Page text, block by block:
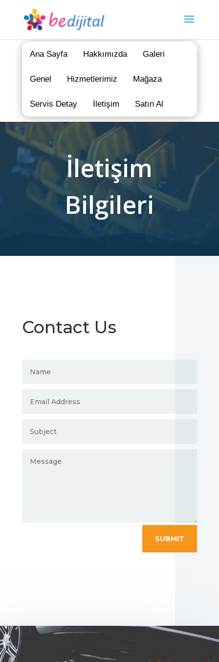
Ana Sayfa Hakkımızda Galeri
Genel Hizmetlerimiz Mağaza
Servis Detay İletişim Satın Al
İletişim
Bilgileri
Contact Us
SUBMIT